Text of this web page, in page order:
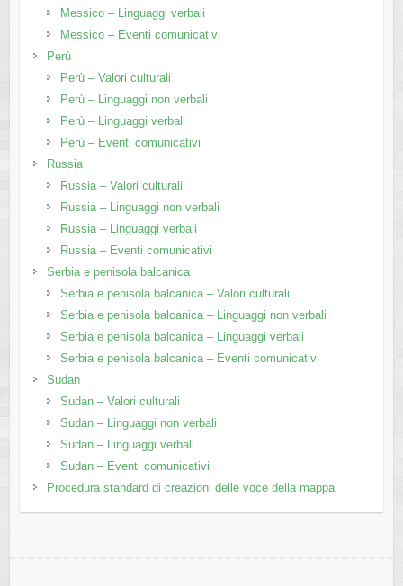
Messico – Linguaggi verbali
Messico – Eventi comunicativi
Perù
Perù – Valori culturali
Perù – Linguaggi non verbali
Perù – Linguaggi verbali
Perù – Eventi comunicativi
Russia
Russia – Valori culturali
Russia – Linguaggi non verbali
Russia – Linguaggi verbali
Russia – Eventi comunicativi
Serbia e penisola balcanica
Serbia e penisola balcanica – Valori culturali
Serbia e penisola balcanica – Linguaggi non verbali
Serbia e penisola balcanica – Linguaggi verbali
Serbia e penisola balcanica – Eventi comunicativi
Sudan
Sudan – Valori culturali
Sudan – Linguaggi non verbali
Sudan – Linguaggi verbali
Sudan – Eventi comunicativi
Procedura standard di creazioni delle voce della mappa